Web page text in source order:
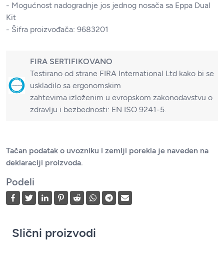
- Mogućnost nadogradnje jos jednog nosača sa Eppa Dual
Kit
- Šifra proizvođača: 9683201
FIRA SERTIFIKOVANO
Testirano od strane FIRA International Ltd kako bi se
uskladilo sa ergonomskim
zahtevima izloženim u evropskom zakonodavstvu o
zdravlju i bezbednosti: EN ISO 9241-5.
Tačan podatak o uvozniku i zemlji porekla je naveden na
deklaraciji proizvoda.
Podeli
Slični proizvodi